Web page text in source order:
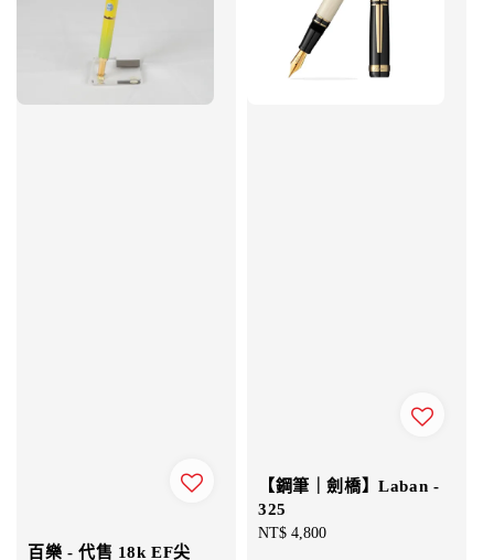
百樂 - 代售 18k EF尖
【鋼筆｜劍橋】Laban -
325
Regular
NT$ 4,800